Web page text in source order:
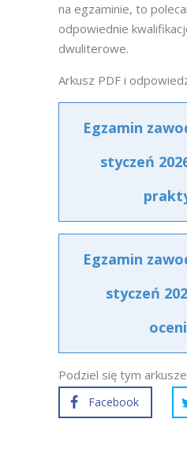
na egzaminie, to
odpowiednie
dwuliterowe.
Arkusz PDF i
Egzamin
styczeń
Egzamin
styczeń
Podziel się tym
Facebook